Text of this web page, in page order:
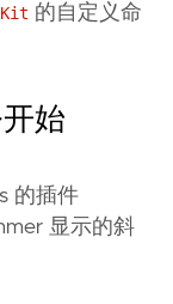
Kit 的自定义命
始
的插件
显示的斜